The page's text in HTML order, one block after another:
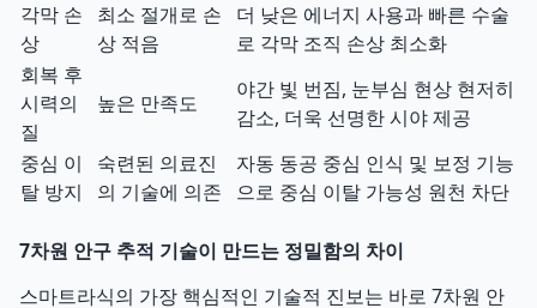
각막 손
상
최소 절개로 손
상 적음
더 낮은 에너지 사용과 빠른 수술
로 각막 조직 손상 최소화
회복 후
시력의
질
높은 만족도
야간 빛 번짐, 눈부심 현상 현저히
감소, 더욱 선명한 시야 제공
중심 이
탈 방지
숙련된 의료진
의 기술에 의존
자동 동공 중심 인식 및 보정 기능
으로 중심 이탈 가능성 원천 차단
7차원 안구 추적 기술이 만드는 정밀함의 차이
스마트라식의 가장 핵심적인 기술적 진보는 바로 7차원 안